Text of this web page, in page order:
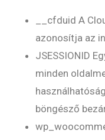
__cfduid A
azonosítja az
JSESSIONID
minden
böngésző